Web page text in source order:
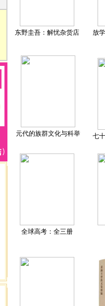
东野圭吾：解忧杂货店 放
元代的族群文化与科举 七
全球高考：全三册